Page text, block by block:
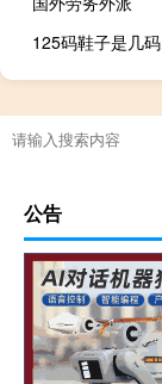
125码鞋子是几码
公告